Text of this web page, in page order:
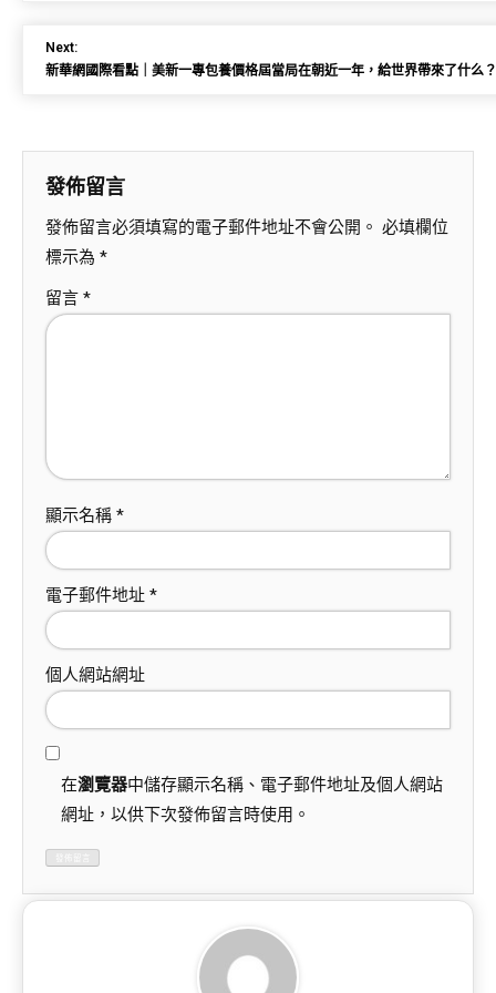
Next:
新華網國際看點｜美新一專包養價格屆當局在朝近一年，給世界帶來了什么？
發佈留言
發佈留言必須填寫的電子郵件地址不會公開。 必填欄位
標示為 *
留言 *
顯示名稱 *
電子郵件地址 *
個人網站網址
在瀏覽器中儲存顯示名稱、電子郵件地址及個人網站
網址，以供下次發佈留言時使用。